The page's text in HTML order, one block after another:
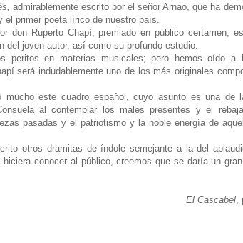
admirablemente escrito por el señor Arnao, que ha
el primer poeta lírico de nuestro país.
don Ruperto Chapí, premiado en público certamen,
del joven autor, así como su profundo estudio.
peritos en materias musicales; pero hemos oído
será indudablemente uno de los más originales
mucho este cuadro español, cuyo asunto es una de
al contemplar los males presentes y el
pasadas y el patriotismo y la noble energía de
otros dramitas de índole semejante a la del
conocer al público, creemos que se daría un
El Cascabel,